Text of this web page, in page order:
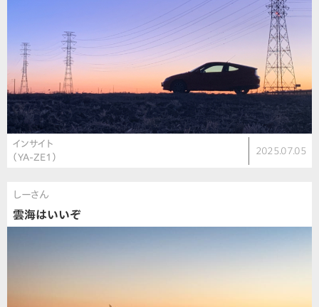
インサイト
（YA-ZE1）
2025.07.05
しーさん
雲海はいいぞ